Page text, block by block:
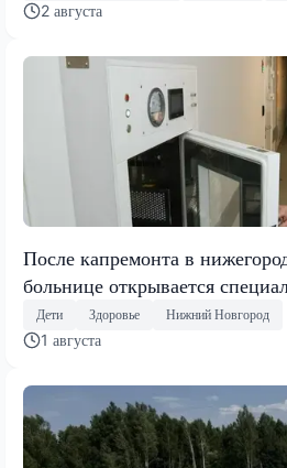
2 августа
После капремонта в
больнице открывается
Дети Здоровье Нижний Новгород
1 августа